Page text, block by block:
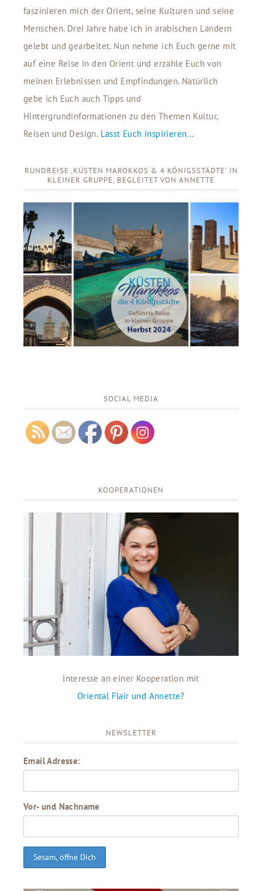
faszinieren mich der Orient, seine Kulturen und seine
Menschen. Drei Jahre habe ich in arabischen Ländern
gelebt und gearbeitet. Nun nehme ich Euch gerne mit
auf eine Reise in den Orient und erzähle Euch von
meinen Erlebnissen und Empfindungen. Natürlich
gebe ich Euch auch Tipps und
Hintergrundinformationen zu den Themen Kultur,
Reisen und Design. Lasst Euch inspirieren...
RUNDREISE ‚KÜSTEN MAROKKOS & 4 KÖNIGSSTÄDTE‘ IN
KLEINER GRUPPE, BEGLEITET VON ANNETTE
SOCIAL MEDIA
KOOPERATIONEN
Interesse an einer Kooperation mit
Oriental Flair und Annette?
NEWSLETTER
Email Adresse:
Vor- und Nachname